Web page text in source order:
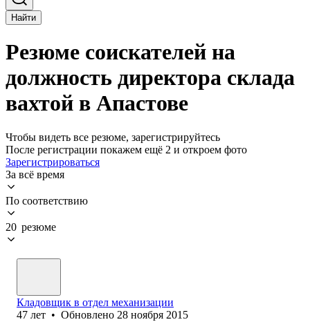
Найти
Резюме соискателей на
должность директора склада
вахтой в Апастове
Чтобы видеть все резюме, зарегистрируйтесь
После регистрации покажем ещё 2 и откроем фото
Зарегистрироваться
За всё время
По соответствию
20 резюме
Кладовщик в отдел механизации
47 лет • Обновлено 28 ноября 2015